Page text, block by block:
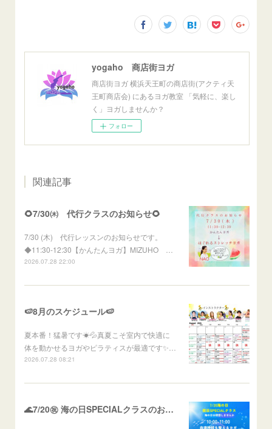
yogaho 商店街ヨガ
商店街ヨガ 横浜天王町の商店街(アクティ天
王町商店会) にあるヨガ教室 「気軽に、楽し
く」ヨガしませんか？
フォロー
関連記事
🌻7/30㈭ 代行クラスのお知らせ🌻
7/30 (木) 代行レッスンのお知らせです。
◆11:30-12:30【かんたんヨガ】MIZUHO …
2026.07.28 22:00
🍉8月のスケジュール🍉
夏本番！猛暑です☀💦真夏こそ室内で快適に
体を動かせるヨガやピラティスが最適です✨…
2026.07.28 08:21
🌊7/20㊗ 海の日SPECIALクラスのお知らせ🌊